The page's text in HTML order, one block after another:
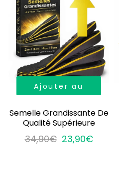
Ajouter au
Semelle Grandissante De
Qualité Supérieure
34,90€ 23,90€